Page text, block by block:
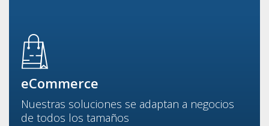
eCommerce
Nuestras soluciones se adaptan a negocios
de todos los tamaños